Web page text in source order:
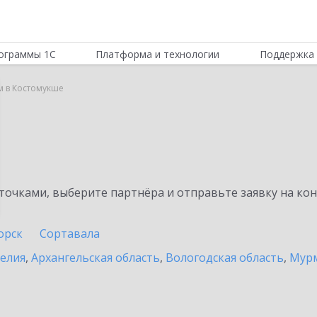
1С Платформа и технологии Поддержка
в Костомукше
выберите партнёра и отправьте заявку на
Сортавала
, Архангельская область, Вологодская область,